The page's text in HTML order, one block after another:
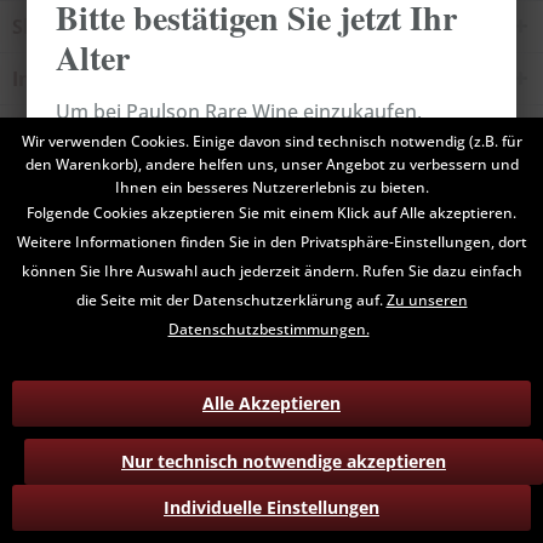
Shop Service
Informationen
Newsletter
* Alle Preise inkl. gesetzl. Mehrwertsteuer zzgl.Versandkosten
Nachnahmegebühren, wenn nicht anders beschrieben
Kontakt Hinweise zum Datenschutz
AGB
Versand und Zahlungsbedingungen
Wir verwenden Cookies. Einige davon sind technisch notwendig (z.B. für
den Warenkorb), andere helfen uns, unser Angebot zu verbessern und
Ihnen ein besseres Nutzererlebnis zu bieten.
Folgende Cookies akzeptieren Sie mit einem Klick auf Alle akzeptieren.
Weitere Informationen finden Sie in den Privatsphäre-Einstellungen, dort
können Sie Ihre Auswahl auch jederzeit ändern. Rufen Sie dazu einfach
die Seite mit der Datenschutzerklärung auf.Zu unseren
Datenschutzbestimmungen.
Individuelle Einstellungen
Nur technisch notwendige akzeptieren
Alle Akzeptieren
Bitte bestätigen Sie jetzt Ihr
Alter
Um bei Paulson Rare Wine einzukaufen,
müssen Sie bestätigen, dass Sie mindestens 18
Jahre alt sind.
Abbrechen Bestätigen